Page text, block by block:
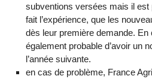
subventions versées mais il est
fait l’expérience, que les
dès leur première demande. En
également probable d’avoir un
l’année suivante.
en cas de problème, France